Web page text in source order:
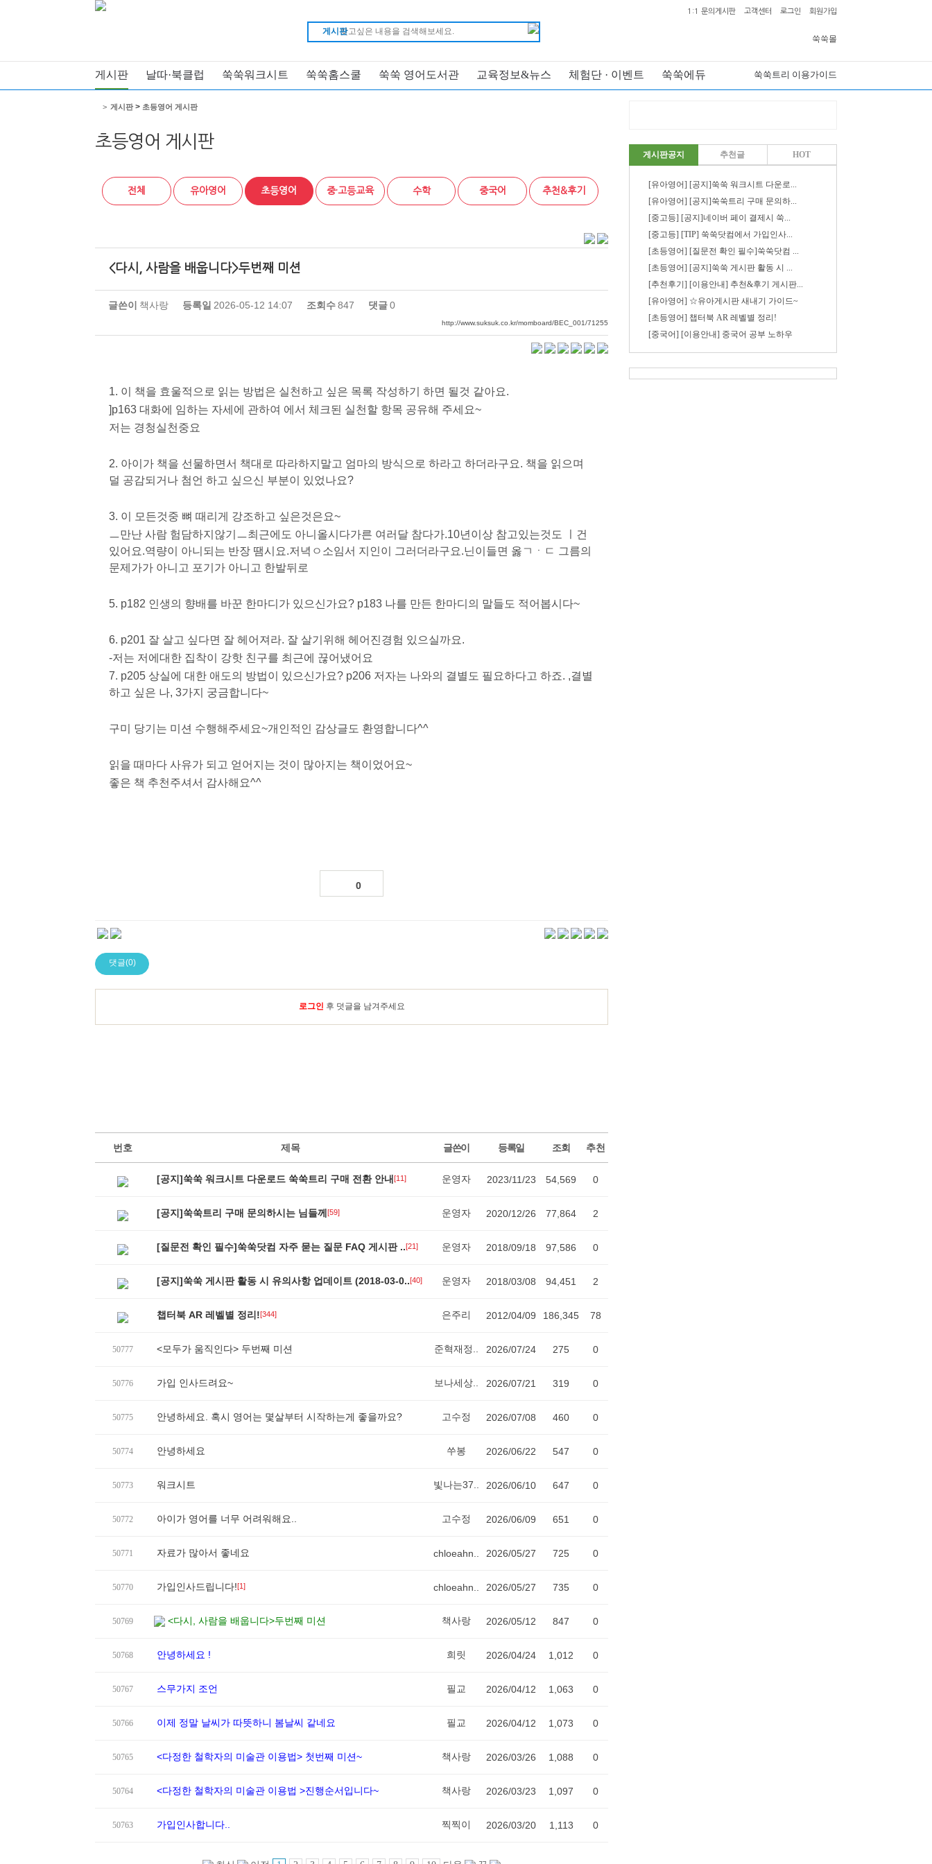
게시판
1:1 문의게시판 고객센터 로그인 회원가입
쑥쑥몰
게시판 날따·북클럽 쑥쑥워크시트 쑥쑥홈스쿨 쑥쑥 영어도서관 교육정보&뉴스 체험단 · 이벤트 쑥쑥에듀 쑥쑥트리 이용가이드
초등영어 게시판
> 게시판> 초등영어 게시판
전체 유아영어 초등영어 중·고등교육 수학 중국어 추천&후기
<다시, 사람을 배웁니다>두번째 미션
글쓴이 책사랑 등록일 2026-05-12 14:07 조회수847 댓글0
http://www.suksuk.co.kr/momboard/BEC_001/71255
1. 이 책을 효울적으로 읽는 방법은 실천하고 싶은 목록 작성하기 하면 될것 같아요.
]p163 대화에 임하는 자세에 관하여 에서 체크된 실천할 항목 공유해 주세요~
저는 경청실천중요
2. 아이가 책을 선물하면서 책대로 따라하지말고 엄마의 방식으로 하라고 하더라구요. 책을 읽으며
덜 공감되거나 첨언 하고 싶으신 부분이 있었나요?
3. 이 모든것중 뼈 때리게 강조하고 싶은것은요~
ㅡ만난 사람 험담하지않기ㅡ최근에도 아니올시다가른 여러달 참다가.10년이상 참고있는것도 ㅣ건
있어요.역량이 아니되는 반장 땜시요.저녁ㅇ소임서 지인이 그러더라구요.닌이들면 옳ㄱㆍㄷ 그름의
문제가가 아니고 포기가 아니고 한발뒤로
5. p182 인생의 향배를 바꾼 한마디가 있으신가요? p183 나를 만든 한마디의 말들도 적어봅시다~
6. p201 잘 살고 싶다면 잘 헤어져라. 잘 살기위해 헤어진경험 있으실까요.
-저는 저에대한 집착이 강핫 친구를 최근에 끊어냈어요
7. p205 상실에 대한 애도의 방법이 있으신가요? p206 저자는 나와의 결별도 필요하다고 하죠. ,결별
하고 싶은 나, 3가지 궁금합니다~
구미 당기는 미션 수행해주세요~개인적인 감상글도 환영합니다^^
읽을 때마다 사유가 되고 얻어지는 것이 많아지는 책이었어요~
좋은 책 추천주셔서 감사해요^^
0
댓글(0)
로그인 후 덧글을 남겨주세요
번호 제목 글쓴이 등록일 조회 추천
[공지]쑥쑥 워크시트 다운로드 쑥쑥트리 구매 전환 안내 [11] 운영자 2023/11/23 54,569 0
[공지]쑥쑥트리 구매 문의하시는 님들께 [59] 운영자 2020/12/26 77,864 2
[질문전 확인 필수]쑥쑥닷컴 자주 묻는 질문 FAQ 게시판 ..[21] 운영자 2018/09/18 97,586 0
[공지]쑥쑥 게시판 활동 시 유의사항 업데이트 (2018-03-0..[40] 운영자 2018/03/08 94,451 2
챕터북 AR 레벨별 정리![344] 은주리 2012/04/09 186,345 78
50777 <모두가 움직인다> 두번째 미션 준혁재정.. 2026/07/24 275 0
50776 가입 인사드려요~ 보나세상.. 2026/07/21 319 0
50775 안녕하세요. 혹시 영어는 몇살부터 시작하는게 좋을까요? 고수정 2026/07/08 460 0
50774 안녕하세요 쑤봉 2026/06/22 547 0
50773 워크시트 빛나는37.. 2026/06/10 647 0
50772 아이가 영어를 너무 어려워해요.. 고수정 2026/06/09 651 0
50771 자료가 많아서 좋네요 chloeahn.. 2026/05/27 725 0
50770 가입인사드립니다![1] chloeahn.. 2026/05/27 735 0
50769 <다시, 사람을 배웁니다>두번째 미션 책사랑 2026/05/12 847 0
50768 안녕하세요 ! 희릿 2026/04/24 1,012 0
50767 스무가지 조언 필교 2026/04/12 1,063 0
50766 이제 정말 날씨가 따뜻하니 봄날씨 같네요 필교 2026/04/12 1,073 0
50765 <다정한 철학자의 미술관 이용법> 첫번째 미션~ 책사랑 2026/03/26 1,088 0
50764 <다정한 철학자의 미술관 이용법 >진행순서입니다~ 책사랑 2026/03/23 1,097 0
50763 가입인사합니다.. 찍찍이 2026/03/20 1,113 0
게시판공지 추천글 HOT
[유아영어] [공지]쑥쑥 워크시트 다운로...
[유아영어] [공지]쑥쑥트리 구매 문의하...
[중고등] [공지]네이버 페이 결제시 쑥...
[중고등] [TIP] 쑥쑥닷컴에서 가입인사...
[초등영어] [질문전 확인 필수]쑥쑥닷컴 ...
[초등영어] [공지]쑥쑥 게시판 활동 시 ...
[추천후기] [이용안내] 추천&후기 게시판...
[유아영어] ☆유아게시판 새내기 가이드~
[초등영어] 챕터북 AR 레벨별 정리!
[중국어] [이용안내] 중국어 공부 노하우